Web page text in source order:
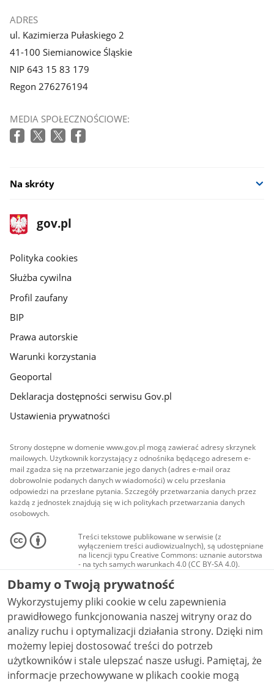
ADRES
ul. Kazimierza Pułaskiego 2
41-100 Siemianowice Śląskie
NIP 643 15 83 179
Regon 276276194
MEDIA SPOŁECZNOŚCIOWE:
Na skróty
stopka
gov.pl
Strona
gov.pl
gov.pl
Polityka cookies
Służba cywilna
Profil zaufany
BIP
Prawa autorskie
Warunki korzystania
Geoportal
Deklaracja dostępności serwisu Gov.pl
Ustawienia prywatności
Strony dostępne w domenie www.gov.pl mogą zawierać adresy skrzynek
mailowych. Użytkownik korzystający z odnośnika będącego adresem e-
mail zgadza się na przetwarzanie jego danych (adres e-mail oraz
dobrowolnie podanych danych w wiadomości) w celu przesłania
odpowiedzi na przesłane pytania. Szczegóły przetwarzania danych przez
każdą z jednostek znajdują się w ich politykach przetwarzania danych
osobowych.
Treści tekstowe publikowane w serwisie (z
wyłączeniem treści audiowizualnych), są udostępniane
na licencji typu Creative Commons: uznanie autorstwa
- na tych samych warunkach 4.0 (CC BY-SA 4.0).
Materiały audiowizualne, w tym zdjęcia, materiały
audio i wideo, są udostępniane na licencji typu
Creative Commons: uznanie autorstwa użycie
niekomercyjne - bez utworów zależnych 4.0 (CC BY-
NC-ND 4.0), o ile nie jest to stwierdzone inaczej.
Dbamy o Twoją prywatność
Wykorzystujemy pliki cookie w celu zapewnienia
prawidłowego funkcjonowania naszej witryny oraz do
analizy ruchu i optymalizacji działania strony. Dzięki nim
możemy lepiej dostosować treści do potrzeb
użytkowników i stale ulepszać nasze usługi. Pamiętaj, że
informacje przechowywane w plikach cookie mogą